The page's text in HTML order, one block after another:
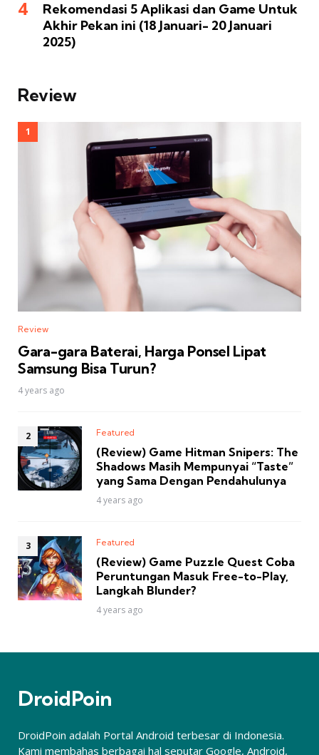
Rekomendasi 5 Aplikasi dan Game Untuk
Akhir Pekan ini (18 Januari- 20 Januari
2025)
Review
Review
Gara-gara Baterai, Harga Ponsel Lipat
Samsung Bisa Turun?
4 years ago
Featured
(Review) Game Hitman Snipers: The
Shadows Masih Mempunyai “Taste”
yang Sama Dengan Pendahulunya
4 years ago
Featured
(Review) Game Puzzle Quest Coba
Peruntungan Masuk Free-to-Play,
Langkah Blunder?
4 years ago
DroidPoin
DroidPoin adalah Portal Android terbesar di Indonesia.
Kami membahas berbagai hal seputar Google, Android,